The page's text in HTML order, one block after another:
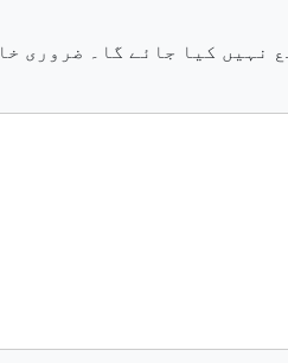
نہیں کیا جائے گا۔ ضروری